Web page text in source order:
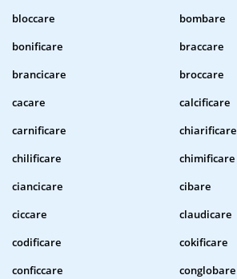
bloccare
bombare
bonificare
braccare
brancicare
broccare
cacare
calcificare
carnificare
chiarificare
chilificare
chimificare
ciancicare
cibare
ciccare
claudicare
codificare
cokificare
conficcare
conglobare